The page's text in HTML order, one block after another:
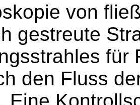
von
gestreute
für
den Fluss
Eine